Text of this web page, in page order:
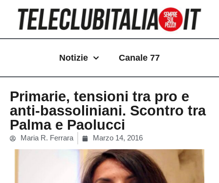
contenuto
Notizie Canale 77
Primarie, tensioni tra pro e
anti-bassoliniani. Scontro tra
Palma e Paolucci
Maria R. Ferrara Marzo 14, 2016